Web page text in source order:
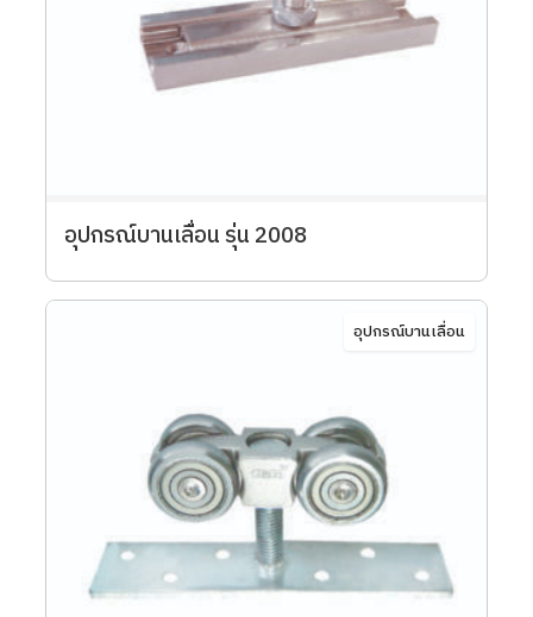
อุปกรณ์บานเลื่อน รุ่น 2008
อุปกรณ์บานเลื่อน